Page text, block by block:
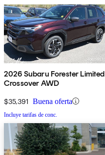
2026 Subaru Forester Limited
Crossover AWD
$35,391 Buena oferta
Incluye tarifas de conc.